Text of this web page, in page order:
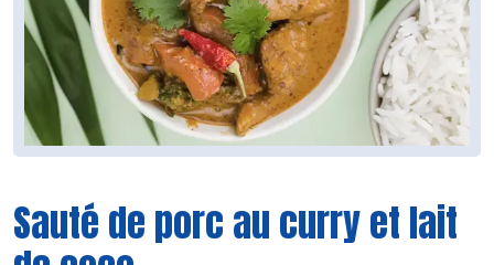
Sauté de porc au curry et lait